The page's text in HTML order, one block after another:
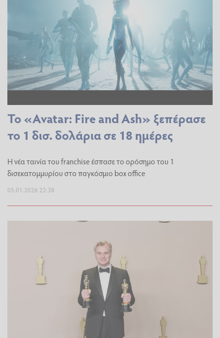
Το «Avatar: Fire and Ash» ξεπέρασε
το 1 δισ. δολάρια σε 18 ημέρες
Η νέα ταινία του franchise έσπασε το ορόσημο του 1
δισεκατομμυρίου στο παγκόσμιο box office
05.01.2026 22:38